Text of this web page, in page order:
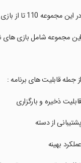
در این مجموعه 110 تا از بازی های سگا مستر سیستم را جمع آوری نمودیم
‏این مجموعه شامل بازی
‏از جمله قابلیت های برنامه :
‏قابلیت ذخیره و بارگزاری
‏پشتیبانی از دسته
‏عملکرد بهینه